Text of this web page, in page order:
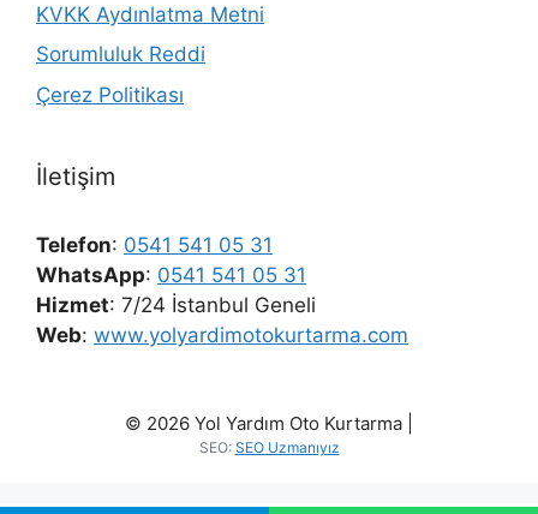
KVKK Aydınlatma Metni
Sorumluluk Reddi
Çerez Politikası
İletişim
Telefon: 0541 541 05 31
WhatsApp: 0541 541 05 31
Hizmet: 7/24 İstanbul Geneli
Web: www.yolyardimotokurtarma.com
© 2026 Yol Yardım Oto Kurtarma |
SEO: SEO Uzmanıyız